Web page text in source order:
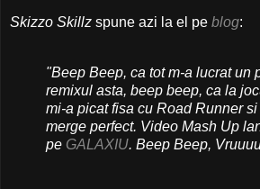
Skizzo Skillz spune azi la el pe blog:
"Beep Beep, ca tot m-a lucrat un
remixul asta, beep beep, ca la
mi-a picat fisa cu Road Runner si
merge perfect. Video Mash Up
pe GALAXIU. Beep Beep,